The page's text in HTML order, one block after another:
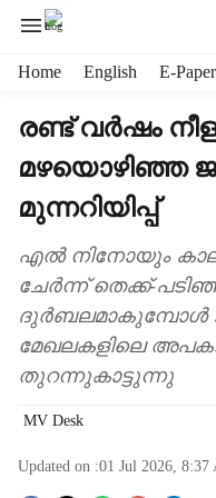
Home English E-Paper
രണ്ട് വർഷം
മുന്നറിയിപ്പ്
എൽ നിനോയും
ചേർന്ന് തെക്ക്-
ദുർബലമാകുമ്പോൾ
മേഖലകളിലെ
തുറന്നുകാട്ടുന്നു
MV Desk
Updated on :01 Jul 2026, 8:37